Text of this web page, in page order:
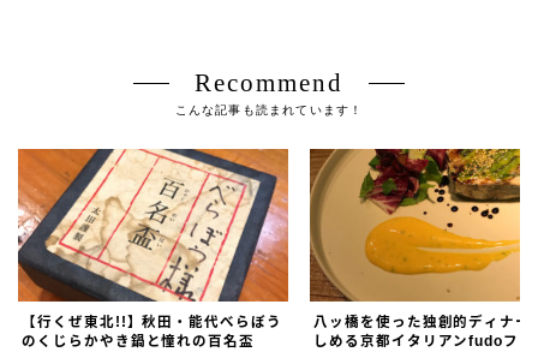
Recommend
こんな記事も読まれています！
【行くぜ東北!!】秋田・能代べらぼう
のくじらかやき鍋と憧れの百名盃
八ッ橋を使った独創的ディナー
しめる京都イタリアンfudoフウ